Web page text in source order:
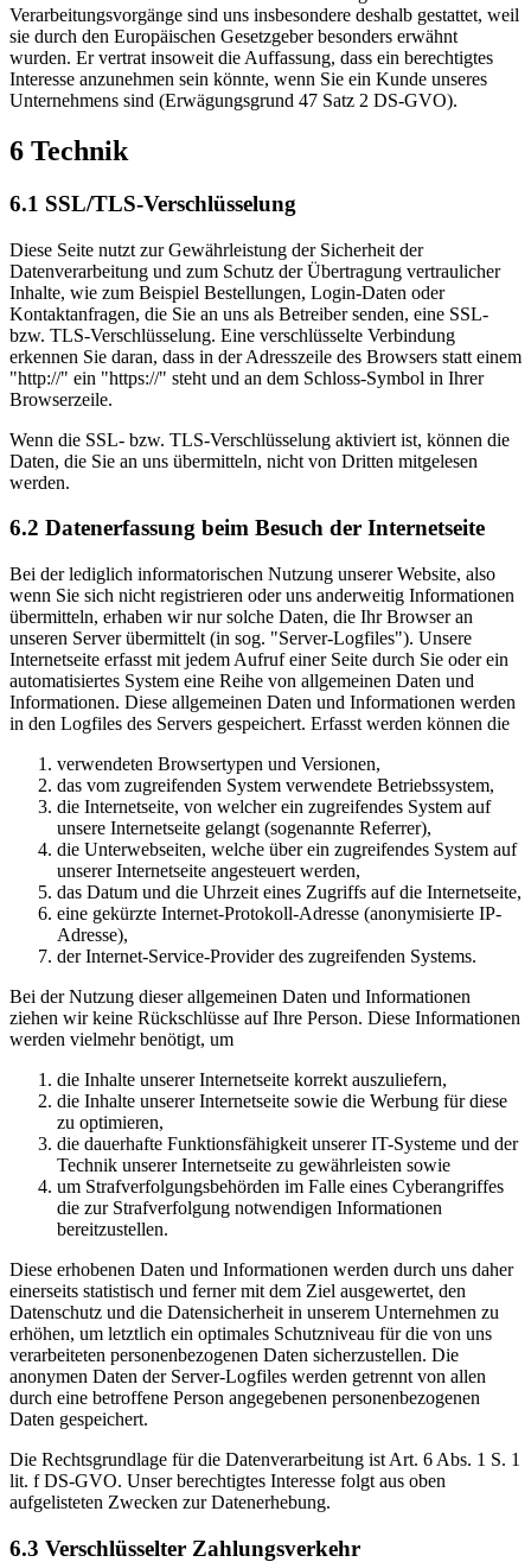
Verarbeitungsvorgänge sind uns insbesondere deshalb gestattet, weil
sie durch den Europäischen Gesetzgeber besonders erwähnt
wurden. Er vertrat insoweit die Auffassung, dass ein berechtigtes
Interesse anzunehmen sein könnte, wenn Sie ein Kunde unseres
Unternehmens sind (Erwägungsgrund 47 Satz 2 DS-GVO).
6 Technik
6.1 SSL/TLS-Verschlüsselung
Diese Seite nutzt zur Gewährleistung der Sicherheit der
Datenverarbeitung und zum Schutz der Übertragung vertraulicher
Inhalte, wie zum Beispiel Bestellungen, Login-Daten oder
Kontaktanfragen, die Sie an uns als Betreiber senden, eine SSL-
bzw. TLS-Verschlüsselung. Eine verschlüsselte Verbindung
erkennen Sie daran, dass in der Adresszeile des Browsers statt einem
"http://" ein "https://" steht und an dem Schloss-Symbol in Ihrer
Browserzeile.
Wenn die SSL- bzw. TLS-Verschlüsselung aktiviert ist, können die
Daten, die Sie an uns übermitteln, nicht von Dritten mitgelesen
werden.
6.2 Datenerfassung beim Besuch der Internetseite
Bei der lediglich informatorischen Nutzung unserer Website, also
wenn Sie sich nicht registrieren oder uns anderweitig Informationen
übermitteln, erhaben wir nur solche Daten, die Ihr Browser an
unseren Server übermittelt (in sog. "Server-Logfiles"). Unsere
Internetseite erfasst mit jedem Aufruf einer Seite durch Sie oder ein
automatisiertes System eine Reihe von allgemeinen Daten und
Informationen. Diese allgemeinen Daten und Informationen werden
in den Logfiles des Servers gespeichert. Erfasst werden können die
verwendeten Browsertypen und Versionen,
das vom zugreifenden System verwendete Betriebssystem,
die Internetseite, von welcher ein zugreifendes System auf
unsere Internetseite gelangt (sogenannte Referrer),
die Unterwebseiten, welche über ein zugreifendes System auf
unserer Internetseite angesteuert werden,
das Datum und die Uhrzeit eines Zugriffs auf die Internetseite,
eine gekürzte Internet-Protokoll-Adresse (anonymisierte IP-
Adresse),
der Internet-Service-Provider des zugreifenden Systems.
Bei der Nutzung dieser allgemeinen Daten und Informationen
ziehen wir keine Rückschlüsse auf Ihre Person. Diese Informationen
werden vielmehr benötigt, um
die Inhalte unserer Internetseite korrekt auszuliefern,
die Inhalte unserer Internetseite sowie die Werbung für diese
zu optimieren,
die dauerhafte Funktionsfähigkeit unserer IT-Systeme und der
Technik unserer Internetseite zu gewährleisten sowie
um Strafverfolgungsbehörden im Falle eines Cyberangriffes
die zur Strafverfolgung notwendigen Informationen
bereitzustellen.
Diese erhobenen Daten und Informationen werden durch uns daher
einerseits statistisch und ferner mit dem Ziel ausgewertet, den
Datenschutz und die Datensicherheit in unserem Unternehmen zu
erhöhen, um letztlich ein optimales Schutzniveau für die von uns
verarbeiteten personenbezogenen Daten sicherzustellen. Die
anonymen Daten der Server-Logfiles werden getrennt von allen
durch eine betroffene Person angegebenen personenbezogenen
Daten gespeichert.
Die Rechtsgrundlage für die Datenverarbeitung ist Art. 6 Abs. 1 S. 1
lit. f DS-GVO. Unser berechtigtes Interesse folgt aus oben
aufgelisteten Zwecken zur Datenerhebung.
6.3 Verschlüsselter Zahlungsverkehr